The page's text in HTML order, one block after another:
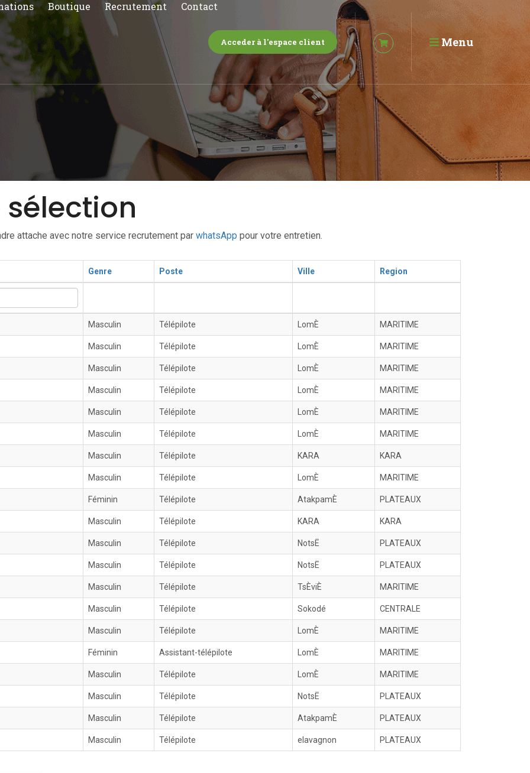
Boutique Recrutement Contact
Acceder à l'espace client Menu
attache avec notre service recrutement par whatsApp pour votre entretien.
Genre Poste Ville Region
Masculin Télépilote LomÈ MARITIME
Masculin Télépilote LomÈ MARITIME
Masculin Télépilote LomÈ MARITIME
Masculin Télépilote LomÈ MARITIME
Masculin Télépilote LomÈ MARITIME
Masculin Télépilote LomÈ MARITIME
Masculin Télépilote KARA KARA
Masculin Télépilote LomÈ MARITIME
Féminin Télépilote AtakpamÈ PLATEAUX
Masculin Télépilote KARA KARA
Masculin Télépilote NotsË PLATEAUX
Masculin Télépilote NotsË PLATEAUX
Masculin Télépilote TsÈviÈ MARITIME
Masculin Télépilote Sokodé CENTRALE
Masculin Télépilote LomÈ MARITIME
Féminin Assistant-télépilote LomÈ MARITIME
Masculin Télépilote LomÈ MARITIME
Masculin Télépilote NotsË PLATEAUX
Masculin Télépilote AtakpamÈ PLATEAUX
Masculin Télépilote elavagnon PLATEAUX